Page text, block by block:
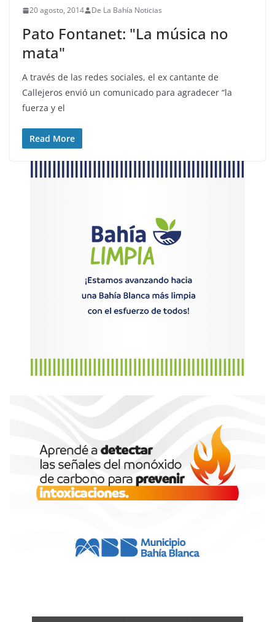
20 agosto, 2014 De La Bahía Noticias
Pato Fontanet: "La música no
mata"
A través de las redes sociales, el ex cantante de
Callejeros envió un comunicado para agradecer “la
fuerza y el
Read More